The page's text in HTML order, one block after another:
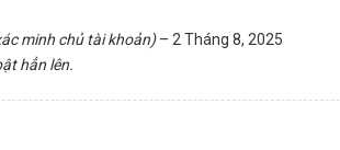
minh chủ tài khoản) – 2 Tháng 8, 2025
hẳn lên.